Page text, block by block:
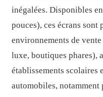
inégalées. Disponibles
pouces), ces écrans sont
environnements de
luxe, boutiques phares),
établissements scolaires
automobiles,